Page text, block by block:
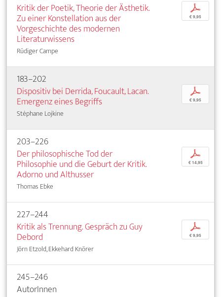
Kritik der Poetik, Theorie der Ästhetik.
Zu einer Konstellation aus der
Vorgeschichte des modernen
Literaturwissens
Rüdiger Campe
p
€ 9,95
183–202
Dispositiv bei Derrida, Foucault, Lacan.
Emergenz eines Begriffs
Stéphane Lojkine
p
€ 9,95
203–226
Der philosophische Tod der
Philosophie und die Geburt der Kritik.
Adorno und Althusser
Thomas Ebke
p
€ 14,95
227–244
Kritik als Trennung. Gespräch zu Guy
Debord
Jörn Etzold, Ekkehard Knörer
p
€ 9,95
245–246
AutorInnen